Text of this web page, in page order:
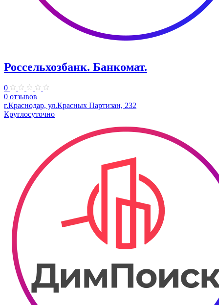
Россельхозбанк. Банкомат.
0
0 отзывов
г.Краснодар, ул.Красных Партизан, 232
Круглосуточно